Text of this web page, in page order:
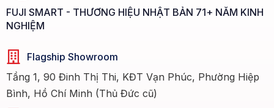
FUJI SMART - THƯƠNG HIỆU NHẬT BẢN 71+ NĂM KINH
NGHIỆM
Flagship Showroom
Tầng 1, 90 Đinh Thị Thi, KĐT Vạn Phúc, Phường Hiệp
Bình, Hồ Chí Minh (Thủ Đức cũ)